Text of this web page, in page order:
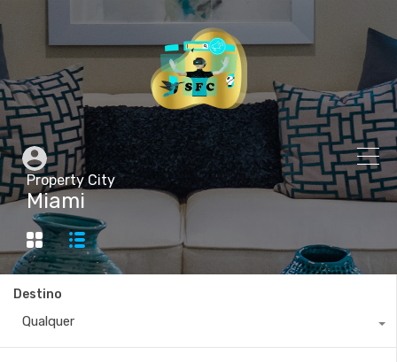
Property City
Miami
Destino
Qualquer